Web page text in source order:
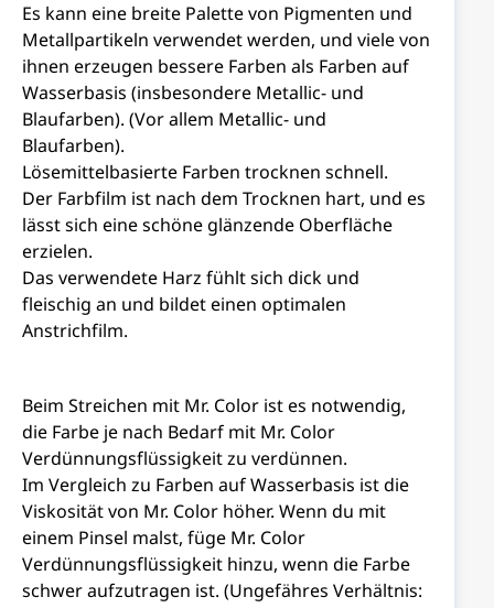
Es kann eine breite Palette von Pigmenten und
Metallpartikeln verwendet werden, und viele von
ihnen erzeugen bessere Farben als Farben auf
Wasserbasis (insbesondere Metallic- und
Blaufarben). (Vor allem Metallic- und
Blaufarben).
Lösemittelbasierte Farben trocknen schnell.
Der Farbfilm ist nach dem Trocknen hart, und es
lässt sich eine schöne glänzende Oberfläche
erzielen.
Das verwendete Harz fühlt sich dick und
fleischig an und bildet einen optimalen
Anstrichfilm.
Beim Streichen mit Mr. Color ist es notwendig,
die Farbe je nach Bedarf mit Mr. Color
Verdünnungsflüssigkeit zu verdünnen.
Im Vergleich zu Farben auf Wasserbasis ist die
Viskosität von Mr. Color höher. Wenn du mit
einem Pinsel malst, füge Mr. Color
Verdünnungsflüssigkeit hinzu, wenn die Farbe
schwer aufzutragen ist. (Ungefähres Verhältnis: